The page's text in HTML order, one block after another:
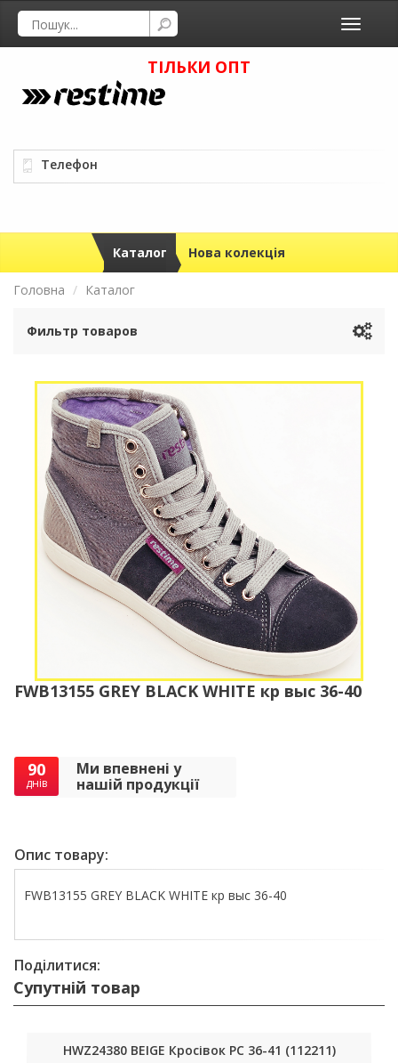
Toggle
ТІЛЬКИ ОПТ
Телефон
Каталог Нова колекція
Головна Каталог
Фильтр товаров
FWB13155 GREY BLACK WHITE кр выс 36-40
90
днів
Ми впевнені у
нашій продукції
Опис товару:
FWB13155 GREY BLACK WHITE кр выс 36-40
Поділитися:
Супутній товар
HWZ24380 BEIGE Кросівок РС 36-41 (112211)